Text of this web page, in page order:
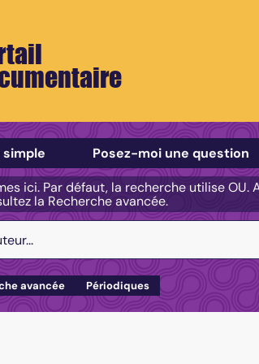
de recherche
Posez-moi une question
ici. Par défaut, la recherche utilise OU.
la Recherche avancée.
avancée Périodiques